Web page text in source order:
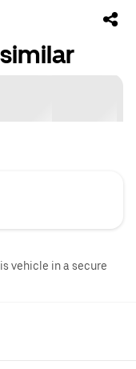
vehicle in a secure